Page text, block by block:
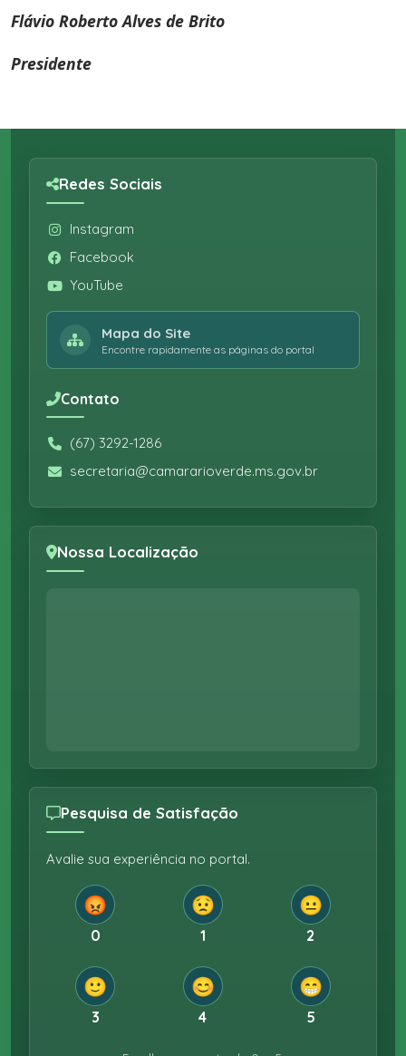
Flávio Roberto Alves de Brito
Presidente
Redes Sociais
Instagram
Facebook
YouTube
Mapa do Site
Encontre rapidamente as páginas do portal
Contato
(67) 3292-1286
secretaria@camararioverde.ms.gov.br
Nossa Localização
Pesquisa de Satisfação
Avalie sua experiência no portal.
😡
0
😟
1
😐
2
🙂
3
😊
4
😁
5